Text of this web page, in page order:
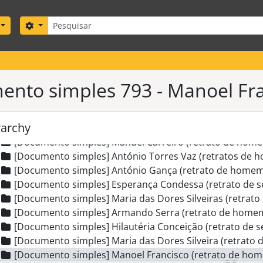
Pesquisar
Search options
simples 793 - Manoel
[Documento simples] António Lopes (retrato de
[Documento simples] Armenio Augusto Matos (retrato
[Documento simples] Dr. Mota Capitão (retrato de
[Documento simples] Miguel António Silva (retrato de
[Documento simples] Minervina Prates ( retrato de
[Documento simples] José Roberto Duarte (retrato de
[Documento simples] Guilherme Ramos (retrato de
[Documento simples] Manuel Carreiro (retrato de
[Documento simples] António Torres Vaz (retratos de
[Documento simples] António Gança (retrato de
[Documento simples] Esperança Condessa (retrato de
[Documento simples] Maria das Dores Silveiras (retrato
[Documento simples] Armando Serra (retrato de
[Documento simples] Hilautéria Conceição (retrato de
[Documento simples] Maria das Dores Silveira (retrato
[Documento simples] Manoel Francisco (retrato de